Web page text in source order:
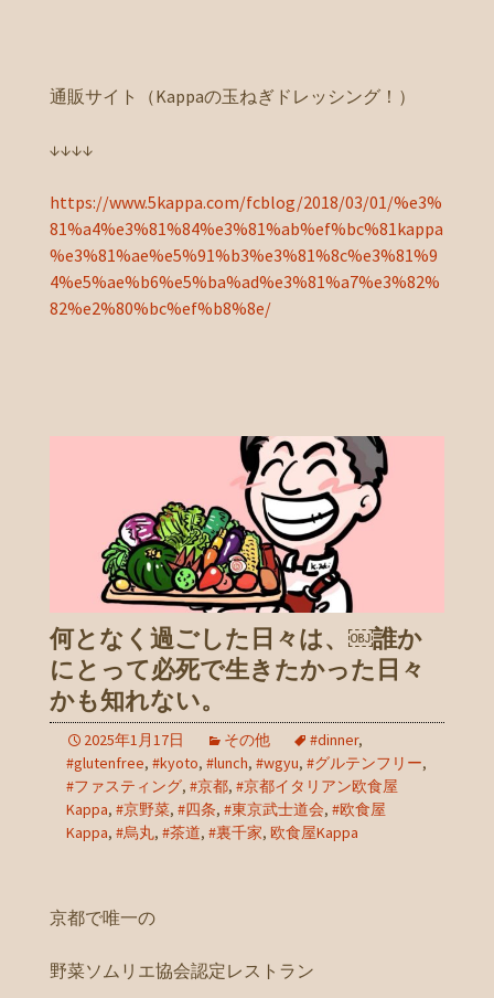
通販サイト（Kappaの玉ねぎドレッシング！）
↓↓↓↓
https://www.5kappa.com/fcblog/2018/03/01/%e3%
81%a4%e3%81%84%e3%81%ab%ef%bc%81kappa
%e3%81%ae%e5%91%b3%e3%81%8c%e3%81%9
4%e5%ae%b6%e5%ba%ad%e3%81%a7%e3%82%
82%e2%80%bc%ef%b8%8e/
何となく過ごした日々は、￼誰か
にとって必死で生きたかった日々
かも知れない。
2025年1月17日 その他 #dinner,
#glutenfree, #kyoto, #lunch, #wgyu, #グルテンフリー,
#ファスティング, #京都, #京都イタリアン欧食屋
Kappa, #京野菜, #四条, #東京武士道会, #欧食屋
Kappa, #烏丸, #茶道, #裏千家, 欧食屋Kappa
京都で唯一の
野菜ソムリエ協会認定レストラン